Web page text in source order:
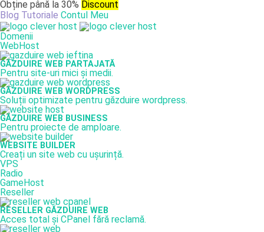
Obține până la 30% Discount
Blog Tutoriale Contul Meu
Domenii
WebHost
GĂZDUIRE WEB PARTAJATĂ
Pentru site-uri mici și medii.
GĂZDUIRE WEB WORDPRESS
Soluții optimizate pentru găzduire wordpress.
GĂZDUIRE WEB BUSINESS
Pentru proiecte de amploare.
WEBSITE BUILDER
Creați un site web cu ușurință.
VPS
Radio
GameHost
Reseller
RESELLER GĂZDUIRE WEB
Acces total și CPanel fără reclamă.